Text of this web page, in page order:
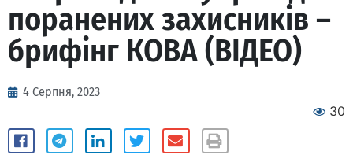
поранених захисників –
брифінг КОВА (ВІДЕО)
4 Серпня, 2023
30